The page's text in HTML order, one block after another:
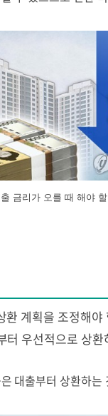
금리가 오를 때 해야
환 계획을 조정해
터 우선적으로 상
대출부터 상환하는